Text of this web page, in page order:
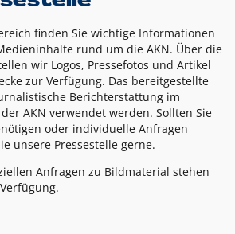
finden Sie wichtige Informationen
rund um die AKN. Über die
wir Logos, Pressefotos und Artikel
zur Verfügung. Das bereitgestellte
Berichterstattung im
AKN verwendet werden. Sollten Sie
oder individuelle Anfragen
unsere Pressestelle gerne.
Anfragen zu Bildmaterial stehen